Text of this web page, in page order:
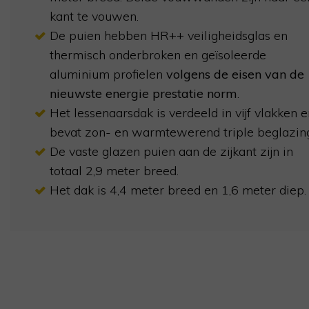
kant te vouwen.
De puien hebben HR++ veiligheidsglas en
thermisch onderbroken en geïsoleerde
aluminium profielen volgens de eisen van de
nieuwste energie prestatie norm.
Het lessenaarsdak is verdeeld in vijf vlakken
bevat zon- en warmtewerend triple
De vaste glazen puien aan de zijkant zijn in
totaal 2,9 meter breed.
Het dak is 4,4 meter breed en 1,6 meter diep.